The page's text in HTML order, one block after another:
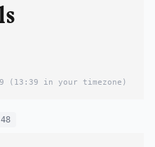
(13:39 in your timezone)